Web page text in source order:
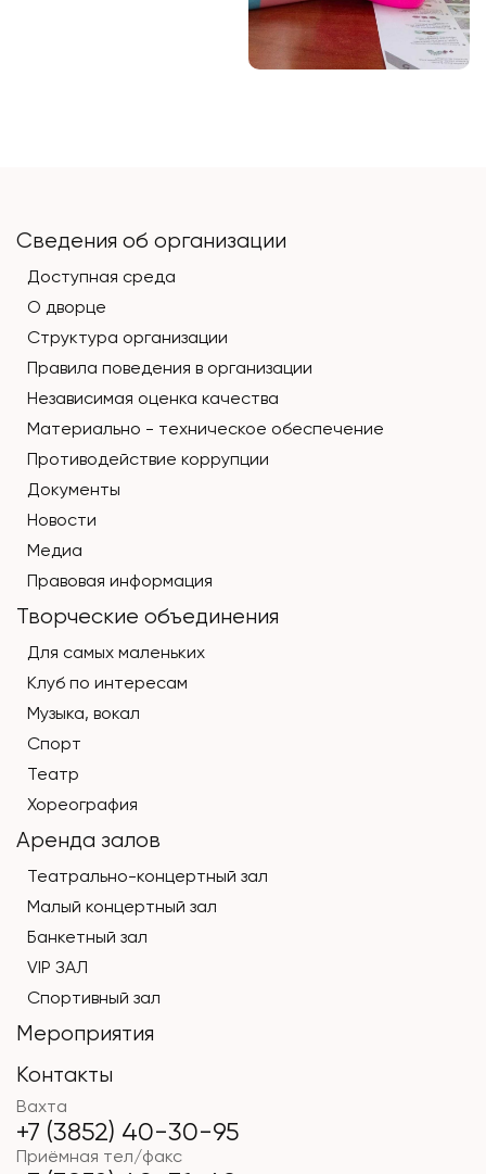
Вахта
+7 (3852) 40-30-95
Приёмная тел/факс
Сведения об организации
Доступная среда
О дворце
Структура организации
Правила поведения в организации
Независимая оценка качества
Материально - техническое обеспечение
Противодействие коррупции
Документы
Новости
Медиа
Правовая информация
Творческие объединения
Для самых маленьких
Клуб по интересам
Музыка, вокал
Спорт
Театр
Хореография
Аренда залов
Театрально-концертный зал
Малый концертный зал
Банкетный зал
VIP ЗАЛ
Спортивный зал
Мероприятия
Контакты